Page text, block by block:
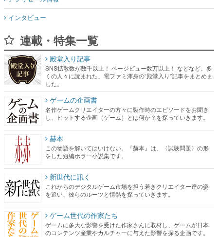
インタビュー
連載・特集一覧
殿堂入り記事
SNS拡散数が数千以上！ ページビュー数万以上！ などなど。多
くの人々に読まれた、電ファミ渾身の“殿堂入り”記事をまとめま
した。
ゲームの企画書
名作ゲームクリエイターの方々に製作時のエピソードをお聞き
し、ヒットする企画（ゲーム）とは何か？を探っていきます。
赫本
この物語を解いてはいけない。『赫本』は、〈試験問題〉の形
をした短編ホラー小説集です。
新世代に訊く
これからのデジタルゲーム市場を担う若きクリエイター達の姿
を追い、彼らのルーツと情熱を探っていきます。
ゲーム世代の作家たち
ゲームに多大な影響を受けた作家さんに取材し、ゲームが日本
のコンテンツ産業やカルチャーに与えた影響を探る企画です。